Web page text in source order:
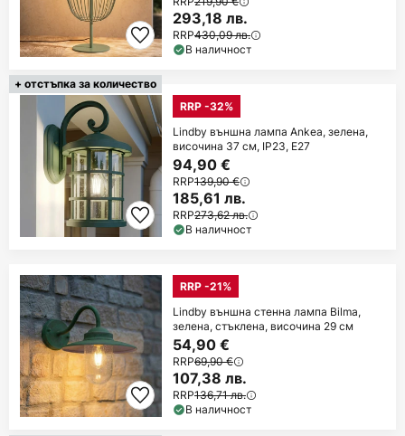
293,18 лв.
RRP430,09 лв.
В наличност
+ отстъпка за количество
RRP -32%
Lindby външна лампа Ankea, зелена,
височина 37 см, IP23, E27
94,90 €
RRP139,90 €
185,61 лв.
RRP273,62 лв.
В наличност
RRP -21%
Lindby външна стенна лампа Bilma,
зелена, стъклена, височина 29 см
54,90 €
RRP69,90 €
107,38 лв.
RRP136,71 лв.
В наличност